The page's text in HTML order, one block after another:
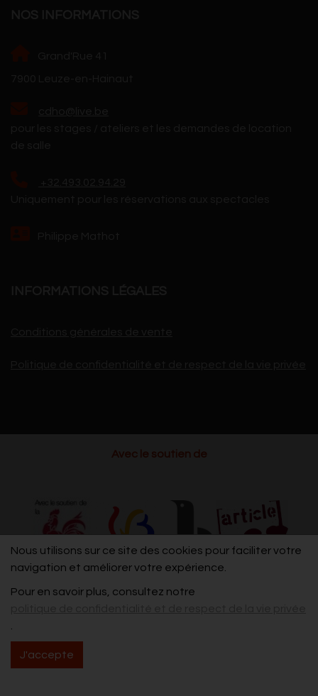
Nous utilisons sur ce site des cookies pour faciliter votre
navigation et améliorer votre expérience.
Pour en savoir plus, consultez notre
J'accepte
Avec le soutien de